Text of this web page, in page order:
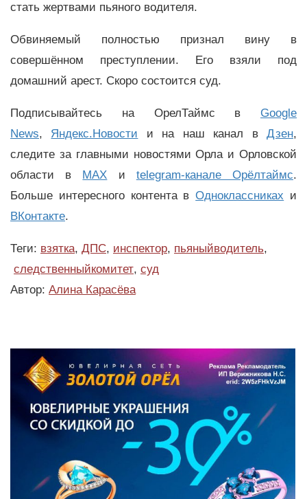
стать жертвами пьяного водителя.
Обвиняемый полностью признал вину в
совершённом преступлении. Его взяли под
домашний арест. Скоро состоится суд.
Подписывайтесь на ОрелТаймс в Google
News, Яндекс.Новости и на наш канал вДзен,
следите за главными новостями Орла и Орловской
области в MAX и telegram-канале Орёлтаймс.
Больше интересного контента вОдноклассниках и
ВКонтакте.
Теги: взятка, ДПС, инспектор, пьяныйводитель,
следственныйкомитет, суд
Автор: Алина Карасёва